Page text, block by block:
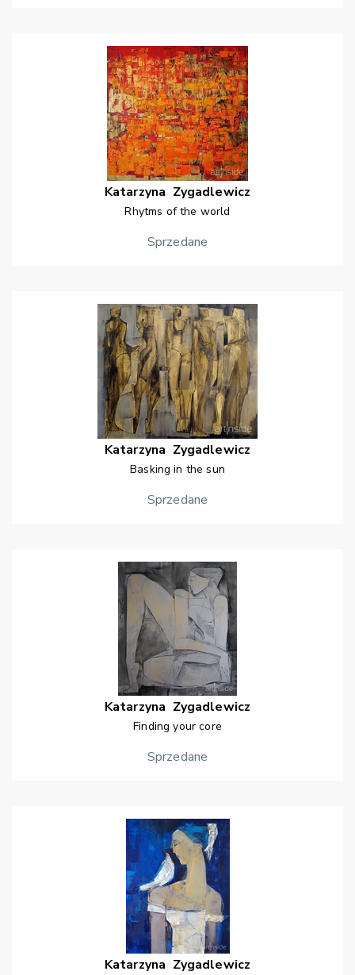
Katarzyna Zygadlewicz
Rhytms of the world
Sprzedane
Katarzyna Zygadlewicz
Basking in the sun
Sprzedane
Katarzyna Zygadlewicz
Finding your core
Sprzedane
Katarzyna Zygadlewicz